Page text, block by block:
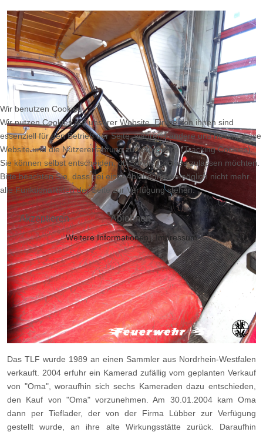
Das TLF wurde 1989 an einen Sammler aus Nordrhein-Westfalen
verkauft. 2004 erfuhr ein Kamerad zufällig vom geplanten Verkauf
von "Oma", woraufhin sich sechs Kameraden dazu entschieden,
den Kauf von "Oma" vorzunehmen. Am 30.01.2004 kam Oma
dann per Tieflader, der von der Firma Lübber zur Verfügung
gestellt wurde, an ihre alte Wirkungsstätte zurück. Daraufhin
Wir benutzen Cookies
Wir nutzen Cookies auf unserer Website. Einige von ihnen sind
essenziell für den Betrieb der Seite, während andere uns helfen, diese
Website und die Nutzererfahrung zu verbessern (Tracking Cookies).
Sie können selbst entscheiden, ob Sie die Cookies zulassen möchten.
Bitte beachten Sie, dass bei einer Ablehnung womöglich nicht mehr
alle Funktionalitäten der Seite zur Verfügung stehen.
Akzeptieren Ablehnen
Weitere Informationen | Impressum